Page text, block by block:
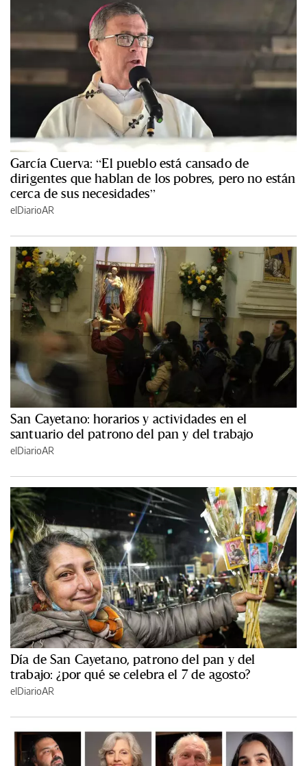
García Cuerva: “El pueblo está cansado de
dirigentes que hablan de los pobres, pero no están
cerca de sus necesidades”
elDiarioAR
San Cayetano: horarios y actividades en el
santuario del patrono del pan y del trabajo
elDiarioAR
Día de San Cayetano, patrono del pan y del
trabajo: ¿por qué se celebra el 7 de agosto?
elDiarioAR